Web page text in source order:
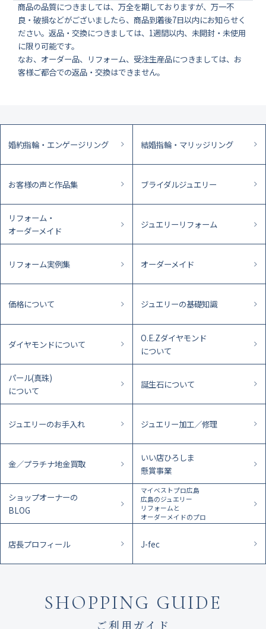
商品の品質につきましては、万全を期しておりますが、万一不
良・破損などがございましたら、商品到着後7日以内にお知らせく
ださい。返品・交換につきましては、1週間以内、未開封・未使用
に限り可能です。
なお、オーダー品、リフォーム、受注生産品につきましては、お
客様ご都合での返品・交換はできません。
婚約指輪・エンゲージリング 結婚指輪・マリッジリング
お客様の声と作品集 ブライダルジュエリー
リフォーム・
オーダーメイド
ジュエリーリフォーム
リフォーム実例集 オーダーメイド
価格について ジュエリーの基礎知識
ダイヤモンドについて
O.E.Zダイヤモンド
について
パール(真珠)
について
誕生石について
ジュエリーのお手入れ ジュエリー加工／修理
金／プラチナ地金買取
いい店ひろしま
懸賞事業
ショップオーナーの
BLOG
マイベストプロ広島
広島のジュエリー
リフォームと
オーダーメイドのプロ
店長プロフィール J-fec
SHOPPING GUIDE
ご利用ガイド